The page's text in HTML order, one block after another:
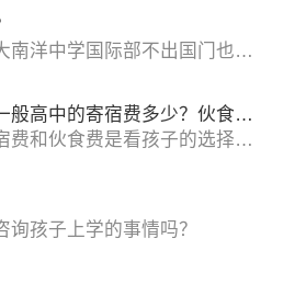
南洋中学国际部不出国门也能
般高中的寄宿费多少？伙食费
费和伙食费是看孩子的选择
询孩子上学的事情吗？